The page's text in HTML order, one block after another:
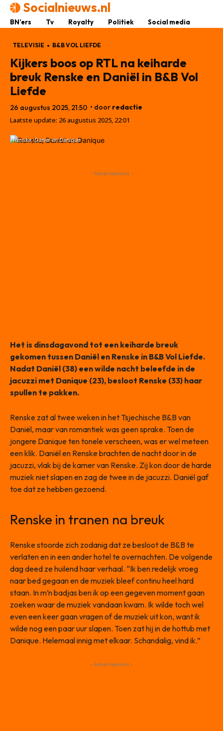
Socialnieuws.nl
BN’ers Tv Royalty Politiek Social media
TELEVISIE B&B VOL LIEFDE
Kijkers boos op RTL na keiharde
breuk Renske en Daniël in B&B Vol
Liefde
26 augustus 2025, 21:50 • door redactie
Laatste update: 26 augustus 2025, 22:01
Renske, Daniel en Danique
- Advertisement -
Het is dinsdagavond tot een keiharde breuk
gekomen tussen Daniël en Renske in B&B Vol Liefde.
Nadat Daniël (38) een wilde nacht beleefde in de
jacuzzi met Danique (23), besloot Renske (33) haar
spullen te pakken.
Renske zat al twee weken in het Tsjechische B&B van
Daniël, maar van romantiek was geen sprake. Toen de
jongere Danique ten tonele verscheen, was er wel meteen
een klik. Daniël en Renske brachten de nacht door in de
jacuzzi, vlak bij de kamer van Renske. Zij kon door de harde
muziek niet slapen en zag de twee in de jacuzzi. Daniël gaf
toe dat ze hebben gezoend.
Renske in tranen na breuk
Renske stoorde zich zodanig dat ze besloot de B&B te
verlaten en in een ander hotel te overnachten. De volgende
dag deed ze huilend haar verhaal. “Ik ben redelijk vroeg
naar bed gegaan en de muziek bleef continu heel hard
staan. In m’n badjas ben ik op een gegeven moment gaan
zoeken waar de muziek vandaan kwam. Ik wilde toch wel
even een keer gaan vragen of de muziek uit kon, want ik
wilde nog een paar uur slapen. Toen zat hij in de hottub met
Danique. Helemaal innig met elkaar. Schandalig, vind ik.”
- Advertisement -